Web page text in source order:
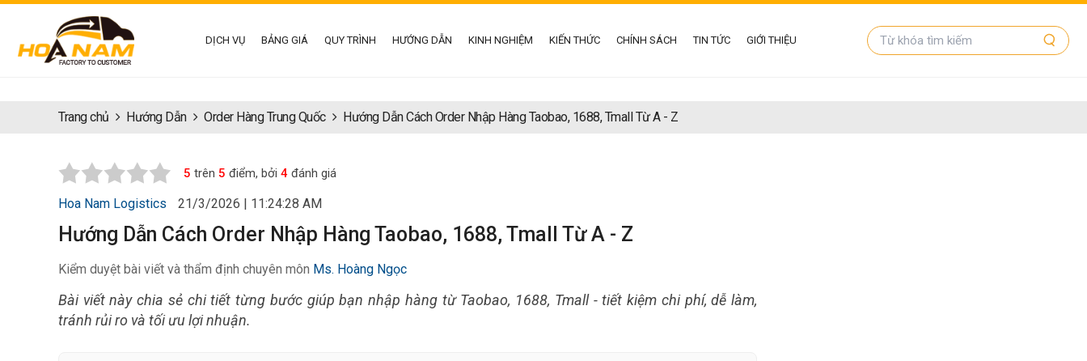
DỊCH VỤ BẢNG GIÁ QUY TRÌNH HƯỚNG DẪN KINH NGHIỆM KIẾN THỨC CHÍNH SÁCH TIN TỨC GIỚI THIỆU
Trang chủ Hướng Dẫn Order Hàng Trung Quốc Hướng Dẫn Cách Order Nhập Hàng Taobao, 1688, Tmall Từ A - Z
5 trên 5 điểm, bởi 4 đánh giá
Hoa Nam Logistics 21/3/2026 | 11:24:28 AM
Hướng Dẫn Cách Order Nhập Hàng Taobao, 1688, Tmall Từ A - Z
Kiểm duyệt bài viết và thẩm định chuyên môn Ms. Hoàng Ngọc
Bài viết này chia sẻ chi tiết từng bước giúp bạn nhập hàng từ Taobao, 1688, Tmall - tiết kiệm chi phí, dễ làm,
tránh rủi ro và tối ưu lợi nhuận.